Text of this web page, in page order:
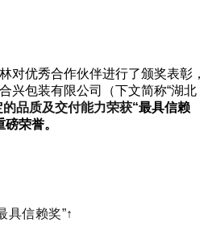
对优秀合作伙伴进行了颁奖表彰，
兴包装有限公司（下文简称“湖北
品质及交付能力荣获“最具信赖
荣誉。
具信赖奖”↑